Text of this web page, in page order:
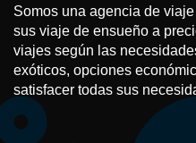
Somos una agencia de
sus viaje de ensueño a
viajes según las
exóticos, opciones
satisfacer todas sus